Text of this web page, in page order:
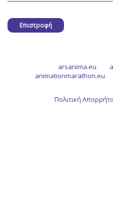
Επιστροφή
arsanima.eu
animationmarathon.eu
Πολιτική